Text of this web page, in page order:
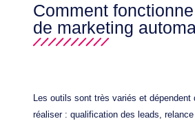
Comment
de marketing
Les outils sont très variés et dépendent
réaliser : qualification des leads,